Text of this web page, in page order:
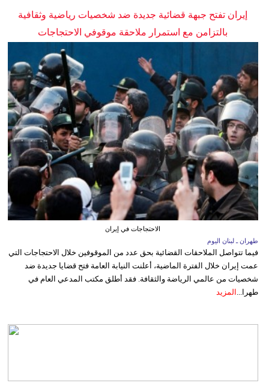
إيران تفتح جبهة قضائية جديدة ضد شخصيات رياضية وثقافية
بالتزامن مع استمرار ملاحقة موقوفي الاحتجاجات
الاحتجاجات في إيران
طهران ـ لبنان اليوم
فيما تتواصل الملاحقات القضائية بحق عدد من الموقوفين خلال الاحتجاجات التي
عمت إيران خلال الفترة الماضية، أعلنت النيابة العامة فتح قضايا جديدة ضد
شخصيات من عالمي الرياضة والثقافة. فقد أطلق مكتب المدعي العام في
طهرا... المزيد